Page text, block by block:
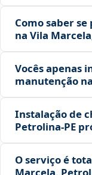
Como saber
na Vila
Vocês apenas
manutenção
Instalação de
Petrolina‑PE
O serviço é